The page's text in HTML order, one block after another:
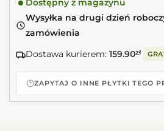
Dostępny z magazynu
Wysyłka na drugi dzień
zamówienia
Dostawa kurierem: 159.90zł
ZAPYTAJ O INNE PŁYTKI TEGO